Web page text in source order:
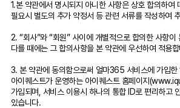
1.본 약관에서 명시되지 아니한 사항은 상호 합의하여
필요시 별도의 추가 약정서 등 관련 서류를 작성하여
2. “회사”와 “회원” 사이에 개별적으로 합의한 사항이
다를 때에는 그 합의사항을 본 약관에 우선하여 적용
3. 본 약관에 동의함으로써 얼마365 서비스에 가입한
아이퀘스트가 운영하는 아이퀘스트 홈페이지
가입되며, 서비스 이용시 하나의 통합 ID로 편리하고
있습니다.